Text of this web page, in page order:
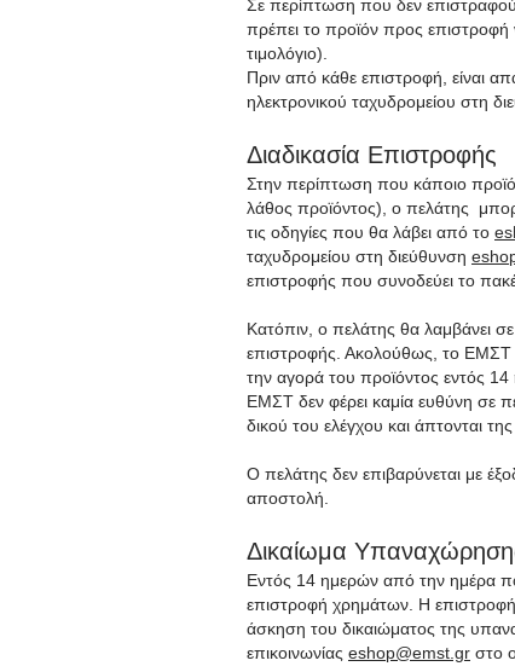
Σε περίπτωση που δεν
πρέπει το προϊόν προς
τιμολόγιο).
Πριν από κάθε επιστροφή, είναι
ηλεκτρονικού ταχυδρομείου στη
Διαδικασία Επιστροφής
Στην περίπτωση που κάποιο
λάθος προϊόντος), ο πελάτης
τις οδηγίες που θα λάβει από το
ταχυδρομείου στη διεύθυνση
επιστροφής που συνοδεύει το
Κατόπιν, ο πελάτης θα λαμβάνει
επιστροφής. Ακολούθως, το ΕΜΣΤ
την αγορά του προϊόντος εντός
ΕΜΣΤ δεν φέρει καμία ευθύνη σε
δικού του ελέγχου και άπτονται
Ο πελάτης δεν επιβαρύνεται με
αποστολή.
Δικαίωμα
Εντός 14 ημερών από την ημέρα
επιστροφή χρημάτων. Η
άσκηση του δικαιώματος της
επικοινωνίας eshop@emst.gr στο